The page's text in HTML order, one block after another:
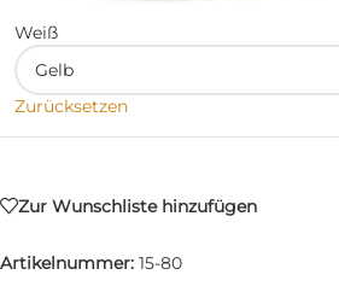
Weiß
Zurücksetzen
Zur Wunschliste hinzufügen
Artikelnummer: 15-80